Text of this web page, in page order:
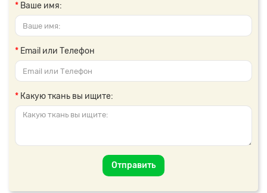
Ваше имя:
Email или Телефон
Какую ткань вы ищите:
Отправить